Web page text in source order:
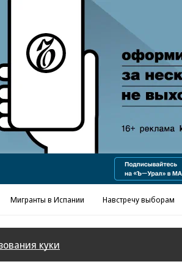
в «Ъ» www.kommersant.ru/ad
Мигранты в Испании Навстречу выборам
куки